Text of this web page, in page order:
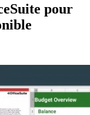
pour